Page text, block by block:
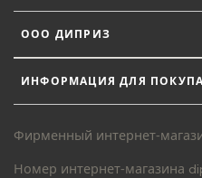
ООО ДИПРИЗ
ИНФОРМАЦИЯ ДЛЯ
Фирменный интернет-
Номер интернет-магазина